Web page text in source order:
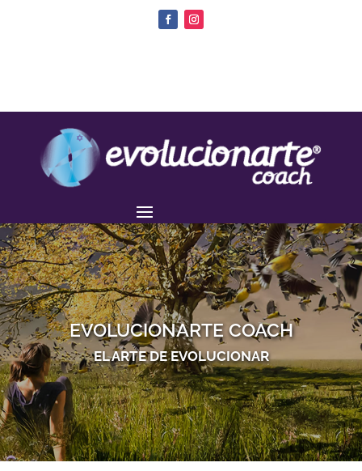
EVOLUCIONARTE COACH
EL ARTE DE EVOLUCIONAR